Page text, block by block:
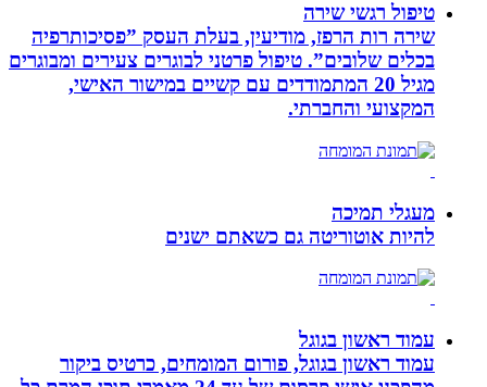
טיפול רגשי שירה
שירה רות הרפז, מודיעין, בעלת העסק ”פסיכותרפיה
בכלים שלובים”. טיפול פרטני לבוגרים צעירים ומבוגרים
מגיל 20 המתמודדים עם קשיים במישור האישי,
המקצועי והחברתי.
מעגלי תמיכה
להיות אוטוריטה גם כשאתם ישנים
עמוד ראשון בגוגל
עמוד ראשון בגוגל, פורום המומחים, כרטיס ביקור